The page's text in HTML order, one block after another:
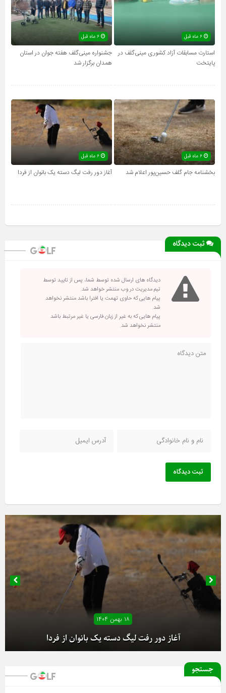
۶ ماه قبل
استارت مسابقات آزاد کشوری مینی‌گلف در
پایتخت
جشنواره مینی‌گلف هفته جوان در استان
همدان برگزار شد
۶ ماه قبل
بخشنامه جام گلف حسین‌پور اعلام شد آغاز دور رفت لیگ دسته یک بانوان از فردا
ثبت دیدگاه
دیدگاه های ارسال شده توسط شما، پس از تایید توسط
تیم مدیریت در وب منتشر خواهد شد.
پیام هایی که حاوی تهمت یا افترا باشد منتشر نخواهد
شد.
پیام هایی که به غیر از زبان فارسی یا غیر مرتبط باشد
منتشر نخواهد شد.
ثبت دیدگاه
۱۸ بهمن ۱۴۰۴
آغاز دور رفت لیگ دسته یک بانوان از فردا
جستجو